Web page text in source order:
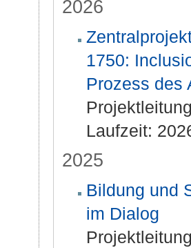
2026
1750:
Prozess des
Laufzeit:
2025
Bildung und
im Dialog